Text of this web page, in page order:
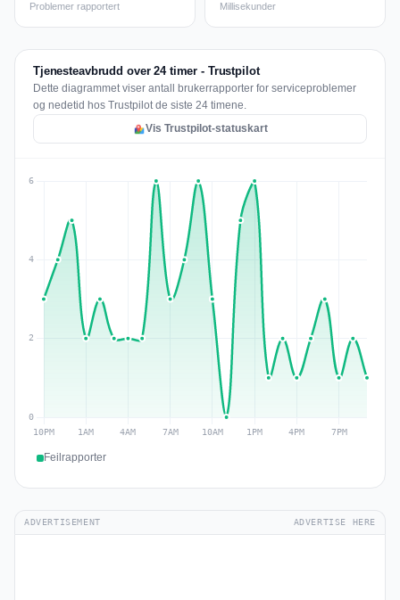
Problemer rapportert Millisekunder
Tjenesteavbrudd over 24 timer - Trustpilot
Dette diagrammet viser antall brukerrapporter for serviceproblemer
og nedetid hos Trustpilot de siste 24 timene.
Vis Trustpilot-statuskart
Feilrapporter
ADVERTISEMENT ADVERTISE HERE